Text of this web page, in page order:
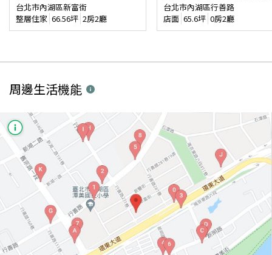
台北市內湖區新富街
整層住家 66.56坪 2房2廳
台北市內湖區行善路
店面 65.6坪 0房2廳
周邊生活機能